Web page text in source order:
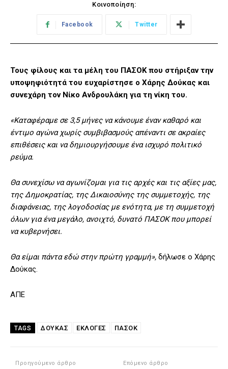
Κοινοποίηση:
Facebook Twitter
Τους φίλους και τα μέλη του ΠΑΣΟΚ που στήριξαν την
υποψηφιότητά του ευχαρίστησε ο Χάρης Δούκας και
συνεχάρη τον Νίκο Ανδρουλάκη για τη νίκη του.
«Καταφέραμε σε 3,5 μήνες να κάνουμε έναν καθαρό και
έντιμο αγώνα χωρίς συμβιβασμούς απέναντι σε ακραίες
επιθέσεις και να δημιουργήσουμε ένα ισχυρό πολιτικό
ρεύμα.
Θα συνεχίσω να αγωνίζομαι για τις αρχές και τις αξίες μας,
της Δημοκρατίας, της Δικαιοσύνης της συμμετοχής, της
διαφάνειας, της λογοδοσίας με ενότητα, με τη συμμετοχή
όλων για ένα μεγάλο, ανοιχτό, δυνατό ΠΑΣΟΚ που μπορεί
να κυβερνήσει.
Θα είμαι πάντα εδώ στην πρώτη γραμμή», δήλωσε ο Χάρης
Δούκας.
ΑΠΕ
TAGS ΔΟΥΚΑΣ ΕΚΛΟΓΕΣ ΠΑΣΟΚ
Προηγούμενο άρθρο Επόμενο άρθρο